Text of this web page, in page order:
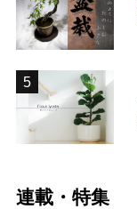
5
連載・特集